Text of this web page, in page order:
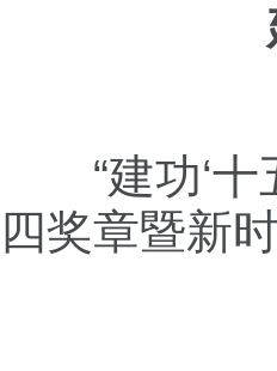
“建功‘
四奖章暨新